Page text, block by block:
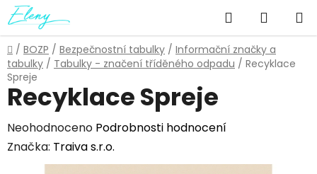
Přejít
na
obsah
Hledat
KOŠÍK
Domů
/ BOZP / Bezpečnostní tabulky / Informační značky a
tabulky / Tabulky - značení tříděného odpadu / Recyklace
Spreje
Recyklace Spreje
Průměrné
hodnocení
produktu
Neohodnoceno Podrobnosti hodnocení
Značka: Traiva s.r.o.